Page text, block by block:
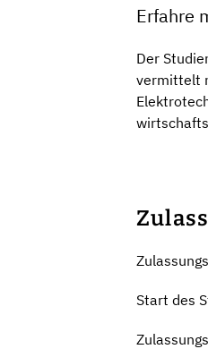
Erfahre
Der
vermittelt
Start des